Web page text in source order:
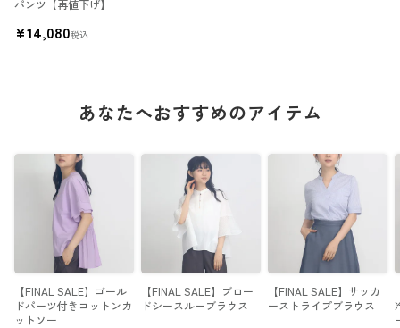
パンツ【再値下げ】
¥14,080税込
あなたへおすすめのアイテム
【FINAL SALE】ゴール
ドパーツ付きコットンカ
ットソー
【FINAL SALE】ブロー
ドシースルーブラウス
【FINAL SALE】サッカ
ーストライプブラウス